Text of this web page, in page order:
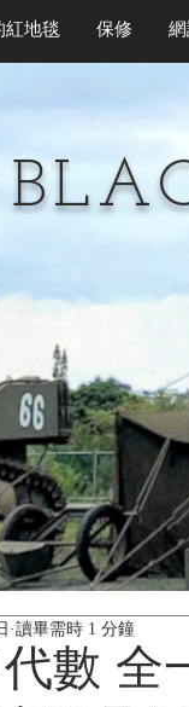
紅地毯 保修
數 全
讀畢需時 1 分鐘